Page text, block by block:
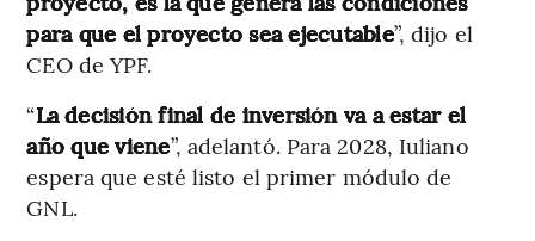
para que el proyecto sea ejecutable”, dijo el
CEO de YPF.
“La decisión final de inversión va a estar el
año que viene”, adelantó. Para 2028, Iuliano
espera que esté listo el primer módulo de
GNL.